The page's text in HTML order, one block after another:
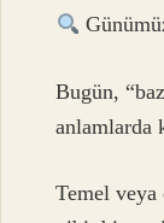
Bugün,
anlamlarda
Temel veya